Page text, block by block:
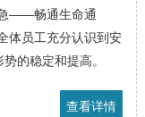
——畅通生命通
体员工充分认识到安
的稳定和提高。
查看详情